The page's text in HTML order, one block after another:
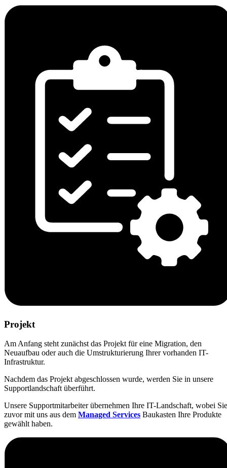
Projekt
Am Anfang steht zunächst das Projekt für eine Migration, den
Neuaufbau oder auch die Umstrukturierung Ihrer vorhanden IT-
Infrastruktur.
Nachdem das Projekt abgeschlossen wurde, werden Sie in unsere
Supportlandschaft überführt.
Unsere Supportmitarbeiter übernehmen Ihre IT-Landschaft, wobei Sie
zuvor mit uns aus dem Managed Services Baukasten Ihre Produkte
gewählt haben.